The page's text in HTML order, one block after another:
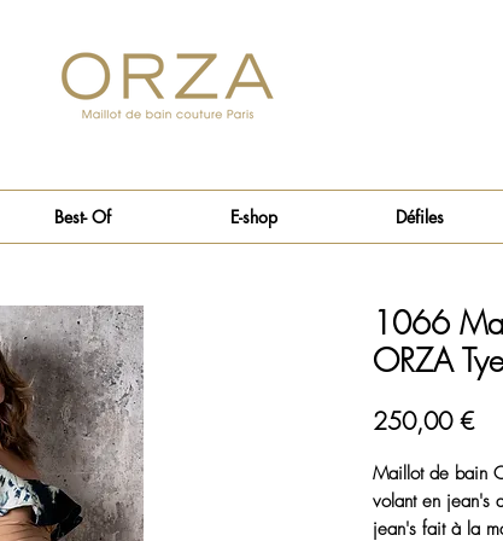
Best- Of E-shop Défiles
1066
ORZA
250,00 €Prix
Maillot de bain
volant en jean's
jean's fait à la